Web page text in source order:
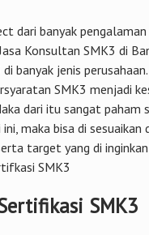
dari banyak
Konsultan SMK3 di
banyak jenis
SMK3 menjadi
dari itu sangat paham
maka bisa di sesuaikan
target yang di
SMK3
SMK3